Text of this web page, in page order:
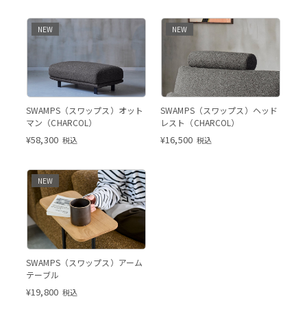
NEW
SWAMPS（スワップス）オット
マン（CHARCOL）
¥58,300 税込
NEW
SWAMPS（スワップス）ヘッド
レスト（CHARCOL）
¥16,500 税込
NEW
SWAMPS（スワップス）アーム
テーブル
¥19,800 税込